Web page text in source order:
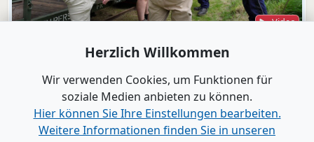
Video
Bad Bramstedt
"Wir wollen die Moorbahn aus dem
Dornröschenschlaf wecken"
Alle Videos anzeigen
Herzlich Willkommen
Wir verwenden Cookies, um Funktionen für
soziale Medien anbieten zu können.
Hier können Sie Ihre Einstellungen bearbeiten.
Weitere Informationen finden Sie in unseren